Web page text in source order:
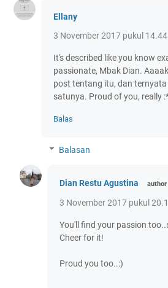
Ellany
3 November 2017 pukul 14.44
It's described like you know
passionate, Mbak Dian.
post tentang itu, dan ternyata
satunya. Proud of you, really
Balas
Balasan
Dian Restu Agustina
3 November 2017 pukul
You'll find your passion
Cheer for it!
Proud you too..:)